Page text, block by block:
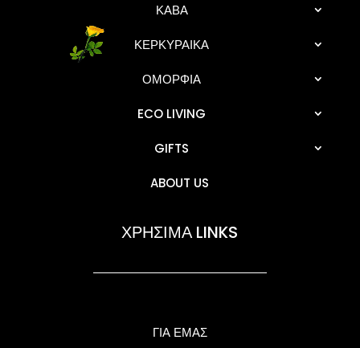
ΚΑΒΑ
ΚΕΡΚΥΡΑΙΚΑ
ΟΜΟΡΦΙΑ
ECO LIVING
GIFTS
ABOUT US
ΧΡΗΣΙΜΑ LINKS
ΓΙΑ ΕΜΑΣ